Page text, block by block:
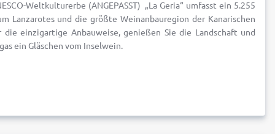
Weltkulturerbe (ANGEPASST) „La Geria“ umfasst ein 5.255
Lanzarotes und die größte Weinanbauregion der Kanarischen
die einzigartige Anbauweise, genießen Sie die Landschaft und
ein Gläschen vom Inselwein.